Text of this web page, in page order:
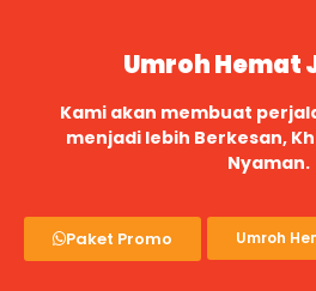
Umroh Hemat
Kami akan membuat
menjadi lebih Berkesan,
Nyaman.
Paket Promo Umroh